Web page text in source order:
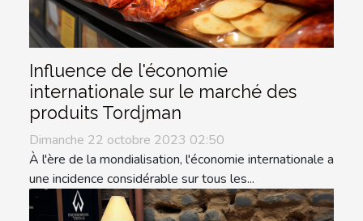
Influence de l'économie
internationale sur le marché des
produits Tordjman
Dimanche 22 octobre 2023 02:50
À l'ère de la mondialisation, l'économie internationale a
une incidence considérable sur tous les...